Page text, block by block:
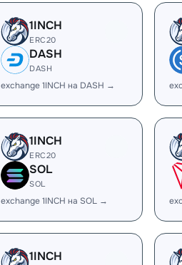
1INCH
ERC20
DASH
DASH
exchange 1INCH на DASH →
1INCH
ERC20
SOL
SOL
exchange 1INCH на SOL →
1INCH